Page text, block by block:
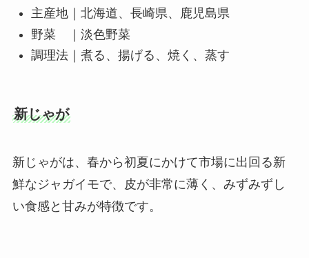
主産地｜北海道、長崎県、鹿児島県
野菜 ｜淡色野菜
調理法｜煮る、揚げる、焼く、蒸す
新じゃが
新じゃがは、春から初夏にかけて市場に出回る新
鮮なジャガイモで、皮が非常に薄く、みずみずし
い食感と甘みが特徴です。